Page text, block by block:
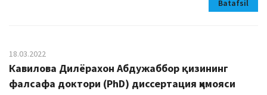
Batafsil
18.03.2022
Кавилова Дилёрахон Абдужаббор қизининг
фалсафа доктори (PhD) диссертация ҳимояси